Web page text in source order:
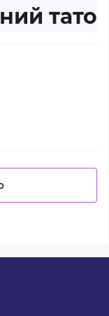
тато